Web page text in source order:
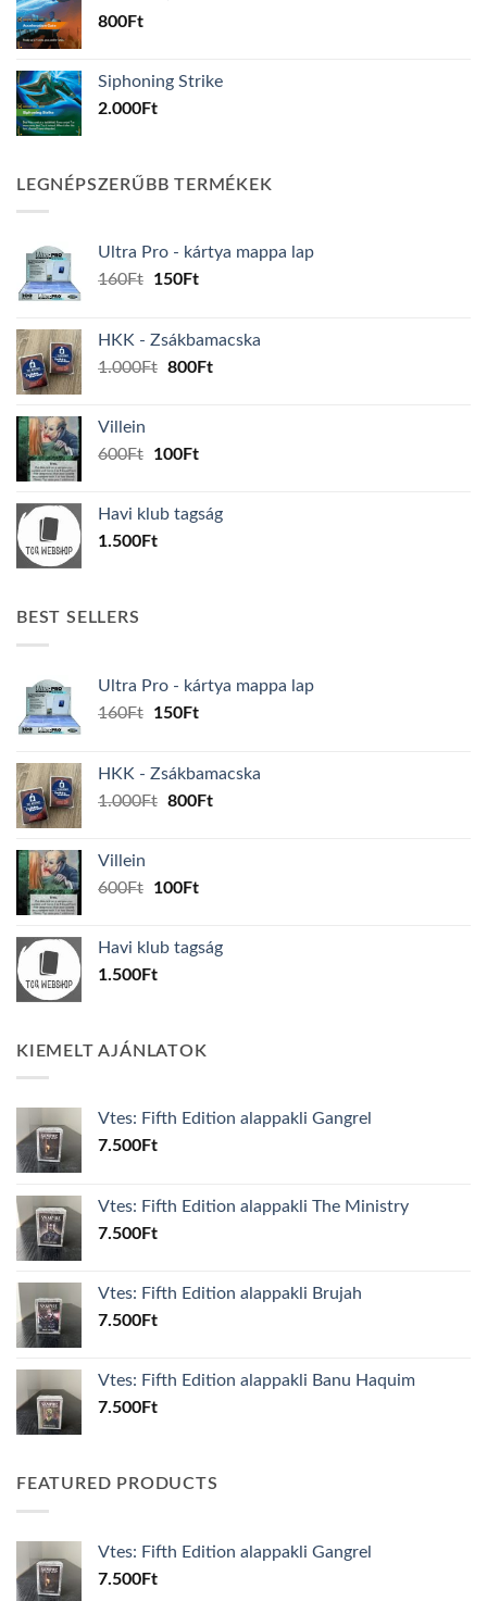
800Ft
Siphoning Strike
2.000Ft
LEGNÉPSZERŰBB TERMÉKEK
Ultra Pro - kártya mappa lap
160Ft
Original
160Ft.
150FtCurrent
150Ft.
HKK - Zsákbamacska
1.000Ft Original
800FtCurrent
Villein
600Ft
Original
600Ft.
100FtCurrent
100Ft.
Havi klub tagság
1.500Ft
BEST SELLERS
Ultra Pro - kártya mappa lap
160Ft
Original
160Ft.
150FtCurrent
150Ft.
HKK - Zsákbamacska
1.000Ft Original
800FtCurrent
Villein
600Ft
Original
600Ft.
100FtCurrent
100Ft.
Havi klub tagság
1.500Ft
KIEMELT AJÁNLATOK
Vtes: Fifth Edition alappakli Gangrel
7.500Ft
Vtes: Fifth Edition alappakli The Ministry
7.500Ft
Vtes: Fifth Edition alappakli Brujah
7.500Ft
Vtes: Fifth Edition alappakli Banu Haquim
7.500Ft
FEATURED PRODUCTS
Vtes: Fifth Edition alappakli Gangrel
7.500Ft